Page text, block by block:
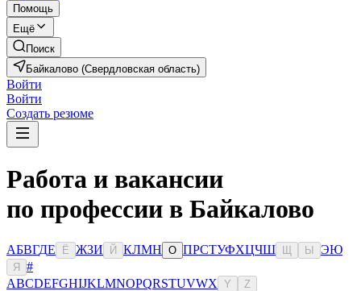
Помощь
Ещё
Поиск
Байкалово (Свердловская область)
Войти
Войти
Создать резюме
Работа и вакансии
по профессии в Байкалово
АБВГДЕ Ё ЖЗИ Й КЛМН О ПРСТУФХЦЧШ Ы ЭЮ
Я
#
ABCDEFGHIJKLMNOPQRSTUVWX Y Z